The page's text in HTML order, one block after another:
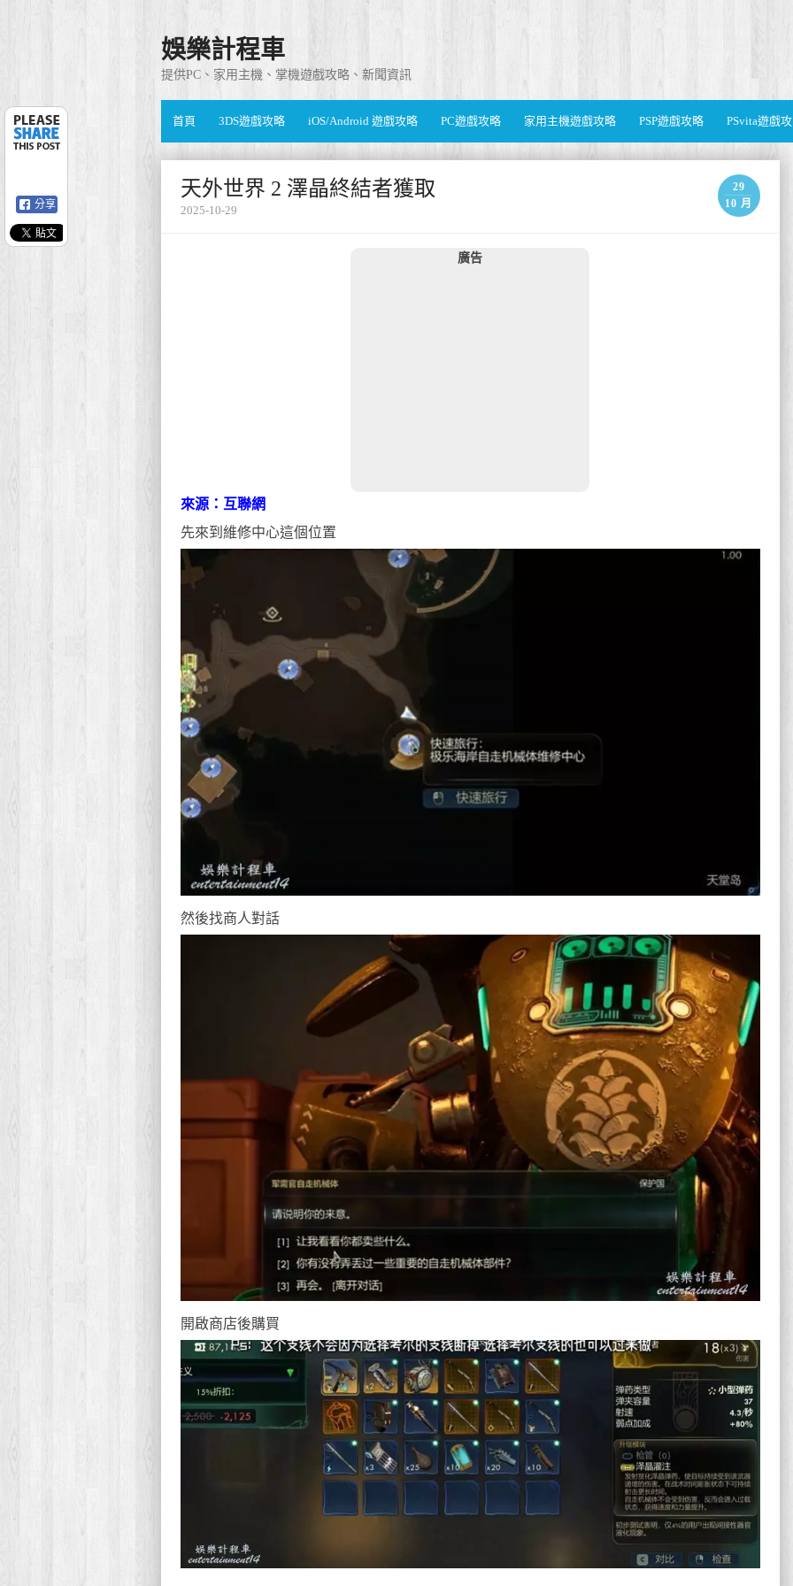
娛樂計程車
提供PC、家用主機、掌機遊戲攻略、新聞資訊
首頁 3DS遊戲攻略 iOS/Android 遊戲攻略 PC遊戲攻略 家用主機遊戲攻略 PSP遊戲攻略 PSvita遊戲
天外世界 2 澤晶終結者獲取
29
10 月
2025-10-29
廣告
來源：互聯網
先來到維修中心這個位置
然後找商人對話
開啟商店後購買
分享